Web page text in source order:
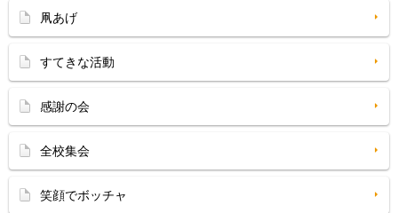
凧あげ
すてきな活動
感謝の会
全校集会
笑顔でボッチャ